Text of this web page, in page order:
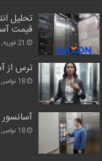
تحلیل
قیمت
21 فوریه, 2026
ترس از
18 نوامبر, 2025
18 نوامبر, 2025